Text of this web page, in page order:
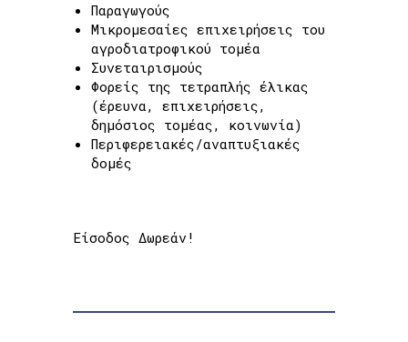
Παραγωγούς
Μικρομεσαίες επιχειρήσεις του
αγροδιατροφικού τομέα
Συνεταιρισμούς
Φορείς της τετραπλής έλικας
(έρευνα, επιχειρήσεις,
δημόσιος τομέας, κοινωνία)
Περιφερειακές/αναπτυξιακές
δομές
Είσοδος Δωρεάν!